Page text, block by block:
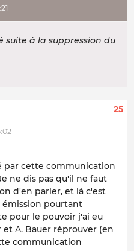
suite à la suppression du
25
par cette communication
ne dis pas qu'il ne faut
d'en parler, et là c'est
émission pourtant
pour le pouvoir j'ai eu
et A. Bauer réprouver (en
communication